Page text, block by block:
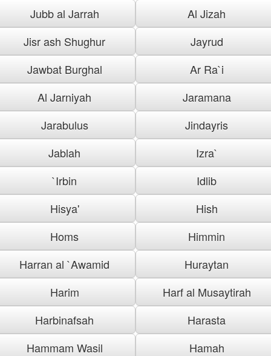
Jubb al Jarrah
Al Jizah
Jisr ash Shughur
Jayrud
Jawbat Burghal
Ar Ra`i
Al Jarniyah
Jaramana
Jarabulus
Jindayris
Jablah
Izra`
`Irbin
Idlib
Hisya'
Hish
Homs
Himmin
Harran al `Awamid
Huraytan
Harim
Harf al Musaytirah
Harbinafsah
Harasta
Hammam Wasil
Hamah